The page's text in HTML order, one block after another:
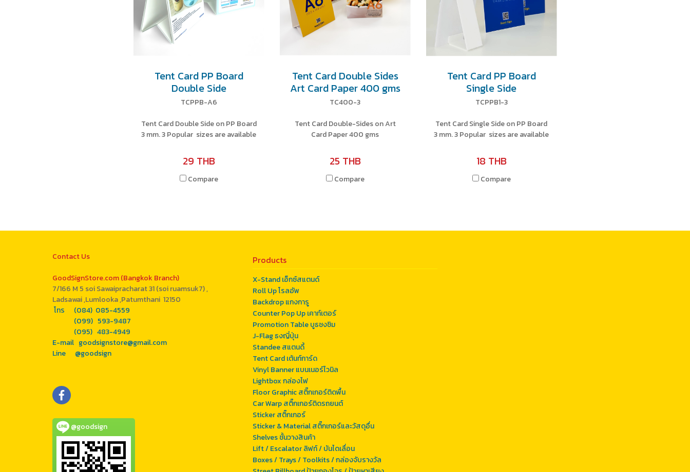
Tent Card PP Board
Double Side
TCPPB-A6
Tent Card Double Side on PP Board
3 mm. 3 Popular sizes are available
29 THB
Compare
Tent Card Double Sides
Art Card Paper 400 gms
TC400-3
Tent Card Double-Sides on Art
Card Paper 400 gms
25 THB
Compare
Tent Card PP Board
Single Side
TCPPB1-3
Tent Card Single Side on PP Board
3 mm. 3 Popular sizes are available
18 THB
Compare
Contact Us
GoodSignStore.com (Bangkok Branch)
7/166 M 5 soi Sawaipracharat 31 (soi ruamsuk7) ,
Ladsawai ,Lumlooka ,Patumthani 12150
โทร (084) 085-4559
(099) 593-9487
(095) 483-4949
E-mail goodsignstore@gmail.com
Line @goodsign
@goodsign
Products
X-Stand เอ็กซ์สแตนด์
Roll Up โรลอัพ
Backdrop แกงการู
Counter Pop Up เคาท์เตอร์
Promotion Table บูธชงชิม
J-Flag ธงญี่ปุ่น
Standee สแตนดี้
Tent Card เต้นท์การ์ด
Vinyl Banner แบนเนอร์ไวนิล
Lightbox กล่องไฟ
Floor Graphic สติ๊กเกอร์ติดพื้น
Car Warp สติ๊กเกอร์ติดรถยนต์
Sticker สติ๊กเกอร์
Sticker & Material สติ๊กเกอร์และวัสดุอื่น
Shelves ชั้นวางสินค้า
Lift / Escalator ลิฟท์ / บันไดเลื่อน
Boxes / Trays / Toolkits / กล่องจับรางวัล